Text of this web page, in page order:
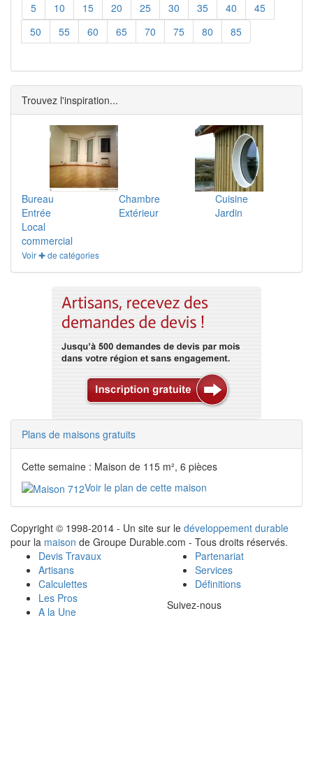
5 10 15 20 25 30 35 40
45
50
55 60 65 70 75 80 85
Trouvez l'inspiration...
Bureau Chambre
Cuisine
Entrée
Extérieur
Jardin
Local
commercial
Voir ✚ de catégories
Plans de maisons gratuits
Cette semaine : Maison de 115 m², 6 pièces
Voir le plan de cette maison
Copyright © 1998-2014 - Un site sur le développement durable
pour la maison de Groupe Durable.com - Tous droits réservés.
Devis Travaux
Artisans
Calculettes
Les Pros
A la Une
Partenariat
Services
Définitions
Suivez-nous